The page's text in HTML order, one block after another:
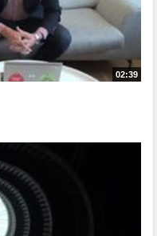
02:39